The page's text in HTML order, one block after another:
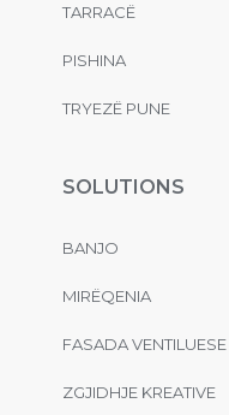
TARRACË
PISHINA
TRYEZË PUNE
SOLUTIONS
BANJO
MIRËQENIA
FASADA VENTILUESE
ZGJIDHJE KREATIVE